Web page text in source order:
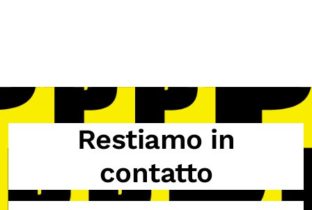
Restiamo in
contatto